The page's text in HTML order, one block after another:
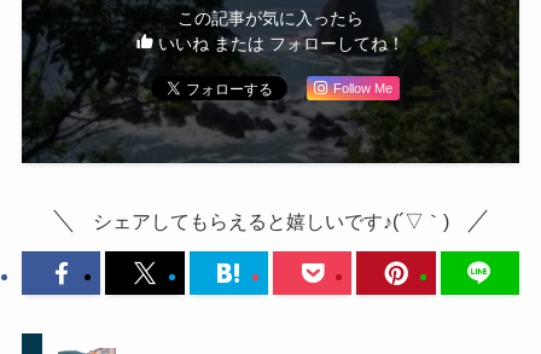
この記事が気に入ったら
いいね または フォローしてね！
Follow Me
シェアしてもらえると嬉しいです♪(´▽｀)